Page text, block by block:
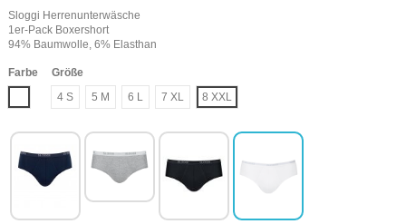
Sloggi Herrenunterwäsche
1er-Pack Boxershort
94% Baumwolle, 6% Elasthan
Farbe
Größe
4 S
5 M 6 L 7 XL 8 XXL